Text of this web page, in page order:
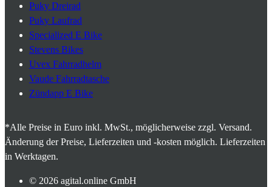
Puky Dreirad
Puky Laufrad
Specialized E Bike
Stevens Bikes
Uvex Fahrradhelm
Vaude Fahrradtasche
Zündapp E Bike
*Alle Preise in Euro inkl. MwSt., möglicherweise zzgl. Versand.
Änderung der Preise, Lieferzeiten und -kosten möglich. Lieferzeiten
in Werktagen.
© 2026 agital.online GmbH